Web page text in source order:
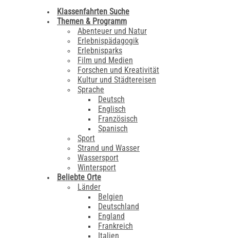
Klassenfahrten Suche
Themen & Programm
Abenteuer und Natur
Erlebnispädagogik
Erlebnisparks
Film und Medien
Forschen und Kreativität
Kultur und Städtereisen
Sprache
Deutsch
Englisch
Französisch
Spanisch
Sport
Strand und Wasser
Wassersport
Wintersport
Beliebte Orte
Länder
Belgien
Deutschland
England
Frankreich
Italien